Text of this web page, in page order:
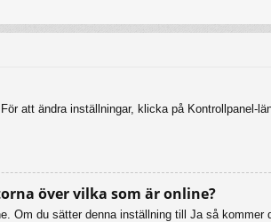
att ändra inställningar, klicka på
över vilka som är online?
Om du sätter denna inställning till Ja så